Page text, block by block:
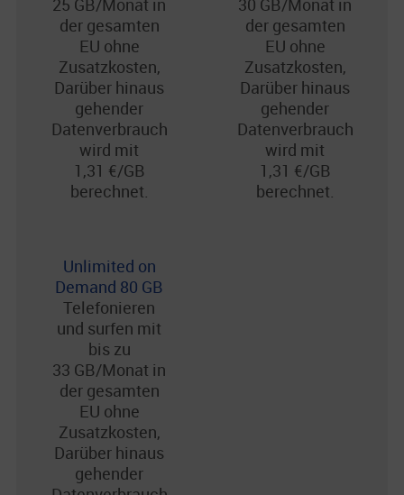
25 GB/Monat in
der gesamten
EU ohne
Zusatzkosten,
Darüber hinaus
gehender
Datenverbrauch
wird mit
1,31 €/GB
berechnet.
30 GB/Monat in
der gesamten
EU ohne
Zusatzkosten,
Darüber hinaus
gehender
Datenverbrauch
wird mit
1,31 €/GB
berechnet.
Unlimited on
Demand 80 GB
Telefonieren
und surfen mit
bis zu
33 GB/Monat in
der gesamten
EU ohne
Zusatzkosten,
Darüber hinaus
gehender